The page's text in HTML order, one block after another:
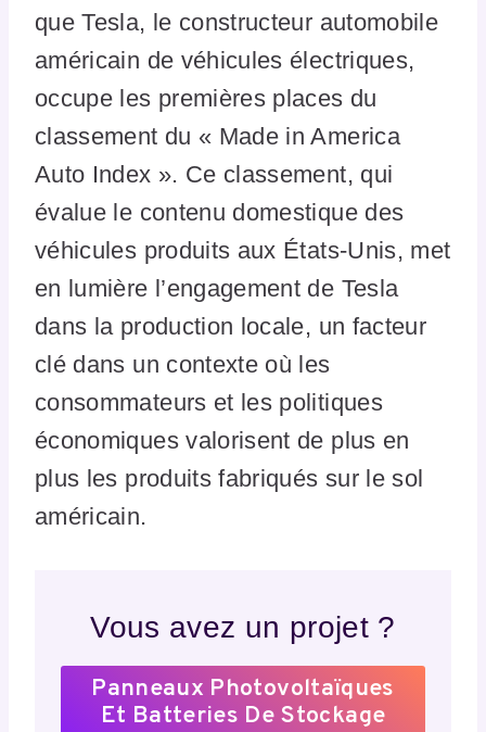
que Tesla, le constructeur automobile
américain de véhicules électriques,
occupe les premières places du
classement du « Made in America
Auto Index ». Ce classement, qui
évalue le contenu domestique des
véhicules produits aux États-Unis, met
en lumière l’engagement de Tesla
dans la production locale, un facteur
clé dans un contexte où les
consommateurs et les politiques
économiques valorisent de plus en
plus les produits fabriqués sur le sol
américain.
Vous avez un projet ?
Panneaux Photovoltaïques
Et Batteries De Stockage